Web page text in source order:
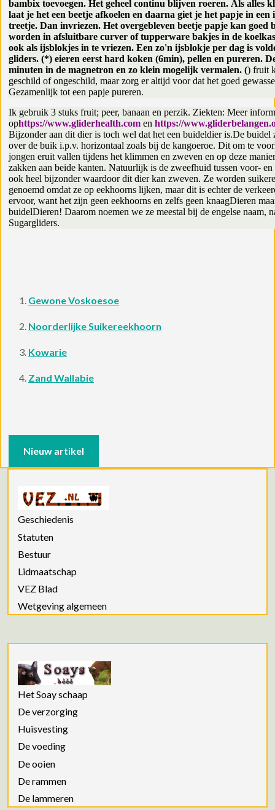
bambix toevoegen. Het geheel continu blijven roeren. Als alles
laat je het een beetje afkoelen en daarna giet je het papje in een
treetje. Dan invriezen. Het overgebleven beetje papje kan goed
worden in afsluitbare curver of tupperware bakjes in de
ook als ijsblokjes in te vriezen. Een zo'n ijsblokje per dag is
gliders. (*) eieren eerst hard koken (6min), pellen en pureren.
minuten in de magnetron en zo klein mogelijk vermalen. () fruit
geschild of ongeschild, maar zorg er altijd voor dat het goed
Gezamenlijk tot een papje pureren.
Ik gebruik 3 stuks fruit; peer, banaan en perzik. Ziekten: Meer
ophttps://www.gliderhealth.com en https://
Bijzonder aan dit dier is toch wel dat het een buideldier is.De buidel
over de buik i.p.v. horizontaal zoals bij de kangoeroe. Dit om te
jongen eruit vallen tijdens het klimmen en zweven en op deze
zakken aan beide kanten. Natuurlijk is de zweefhuid tussen voor- en
ook heel bijzonder waardoor dit dier kan zweven. Ze worden
genoemd omdat ze op eekhoorns lijken, maar dit is echter de
ervoor, want het zijn geen eekhoorns en zelfs geen knaagDieren
buidelDieren! Daarom noemen we ze meestal bij de engelse naam,
Sugargliders.
Gewone Voskoesoe
Noorderlijke Suikereekhoorn
Kowarie
Zand Wallabie
Nieuw artikel
Geschiedenis
Statuten
Bestuur
Lidmaatschap
VEZ Blad
Wetgeving algemeen
Het Soay schaap
De verzorging
Huisvesting
De voeding
De ooien
De rammen
De lammeren